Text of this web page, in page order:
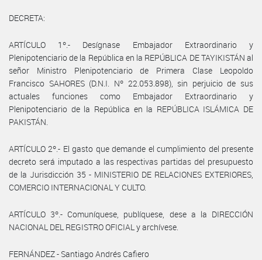
DECRETA:
ARTÍCULO 1º.- Desígnase Embajador Extraordinario y
Plenipotenciario de la República en la REPÚBLICA DE TAYIKISTÁN al
señor Ministro Plenipotenciario de Primera Clase Leopoldo
Francisco SAHORES (D.N.I. Nº 22.053.898), sin perjuicio de sus
actuales funciones como Embajador Extraordinario y
Plenipotenciario de la República en la REPÚBLICA ISLÁMICA DE
PAKISTÁN.
ARTÍCULO 2º.- El gasto que demande el cumplimiento del presente
decreto será imputado a las respectivas partidas del presupuesto
de la Jurisdicción 35 - MINISTERIO DE RELACIONES EXTERIORES,
COMERCIO INTERNACIONAL Y CULTO.
ARTÍCULO 3º.- Comuníquese, publíquese, dese a la DIRECCIÓN
NACIONAL DEL REGISTRO OFICIAL y archívese.
FERNÁNDEZ - Santiago Andrés Cafiero